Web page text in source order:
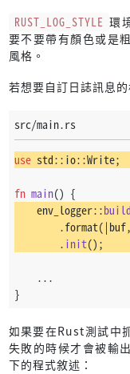
RUST_LOG_STYLE 環
要不要帶有顏色或是
風格。
若想要自訂日誌訊息
src/main.rs
use std::io::Write;
fn main() {
    env_logger::
        .
init();
    ...
}
如果要在Rust測試中
失敗的時候才會被輸
下的程式敘述：